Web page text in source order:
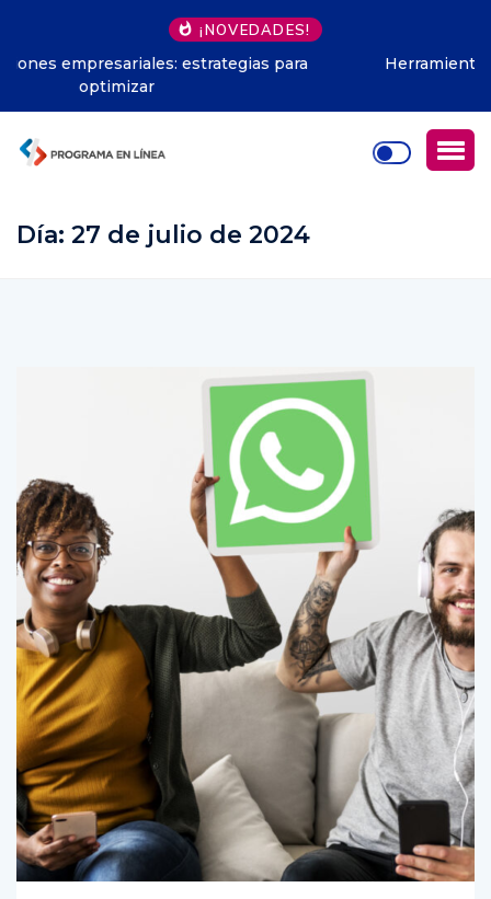
¡NOVEDADES!
Herramientas microservicios Java: fundamentos
Día: 27 de julio de 2024